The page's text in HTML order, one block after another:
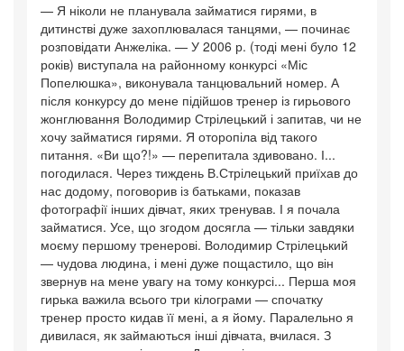
— Я ніколи не планувала займатися гирями, в
дитинстві дуже захоплювалася танцями, — починає
розповідати Анжеліка. — У 2006 р. (тоді мені було 12
років) виступала на районному конкурсі «Міс
Попелюшка», виконувала танцювальний номер. А
після конкурсу до мене підійшов тренер із гирьового
жонглювання Володимир Стрілецький і запитав, чи не
хочу займатися гирями. Я оторопіла від такого
питання. «Ви що?!» — перепитала здивовано. І...
погодилася. Через тиждень В.Стрілецький приїхав до
нас додому, поговорив із батьками, показав
фотографії інших дівчат, яких тренував. І я почала
займатися. Усе, що згодом досягла — тільки завдяки
моєму першому тренерові. Володимир Стрілецький
— чудова людина, і мені дуже пощастило, що він
звернув на мене увагу на тому конкурсі... Перша моя
гирька важила всього три кілограми — спочатку
тренер просто кидав її мені, а я йому. Паралельно я
дивилася, як займаються інші дівчата, вчилася. З